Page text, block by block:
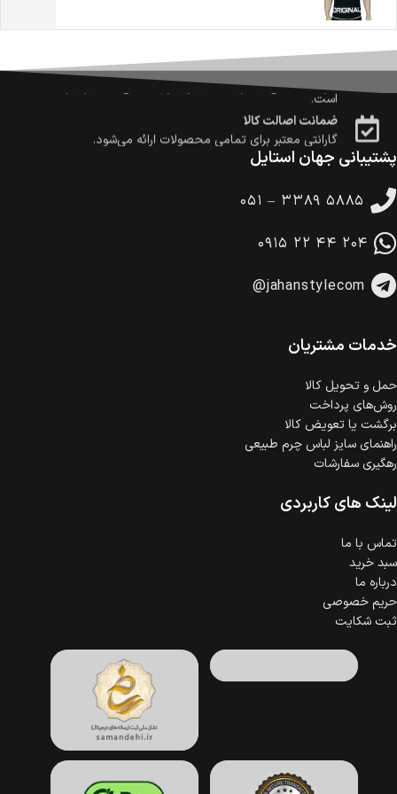
در هنگام خرید محصول، امکان انتخاب پرداخت در محل
وجود دارد.
امکان پرداخت اقساطی
خرید اقساطی با شرایط آسان و بدون ضامن امکان‌پذیر
است.
ضمانت اصالت کالا
گارانتی معتبر برای تمامی محصولات ارائه می‌شود.
پشتیبانی جهان استایل
۰۵۱ – ۳۳۸۹ ۵۸۸۵
۰۹۱۵ ۲۲ ۴۴ ۲۰۴
@jahanstylecom
خدمات مشتریان
حمل‌ و تحویل کالا
روش‌های پرداخت
برگشت یا تعویض کالا
راهنمای سایز لباس چرم طبیعی
رهگیری سفارشات
لینک های کاربردی
تماس با ما
سبد خرید
درباره ما
حریم خصوصی
ثبت شکایت